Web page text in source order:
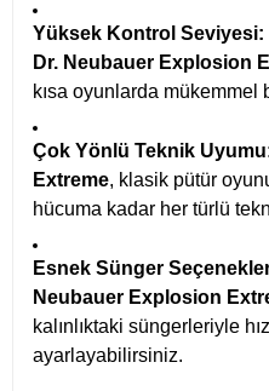
Yüksek Kontrol Seviyesi:
Dr. Neubauer Explosion
kısa oyunlarda mükemmel
Çok Yönlü Teknik
Extreme, klasik pütür
hücuma kadar her türlü
Esnek Sünger
Neubauer Explosion
kalınlıktaki süngerleriyle
ayarlayabilirsiniz.